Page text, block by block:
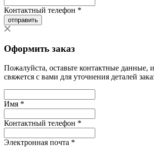
Контактный телефон *
отправить
Оформить заказ
Пожалуйста, оставьте контактные данные,
свяжется с вами для уточнения деталей
Имя *
Контактный телефон *
Электронная почта *